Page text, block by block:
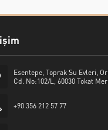
Esentepe, Toprak Su Evleri,
Cd. No:102/L, 60030 Tokat
+90 356 212 57 77